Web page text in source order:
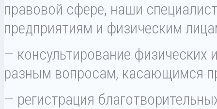
правовой сфере, наши
предприятиям и физическим
— консультирование
разным вопросам, касающимся
— регистрация